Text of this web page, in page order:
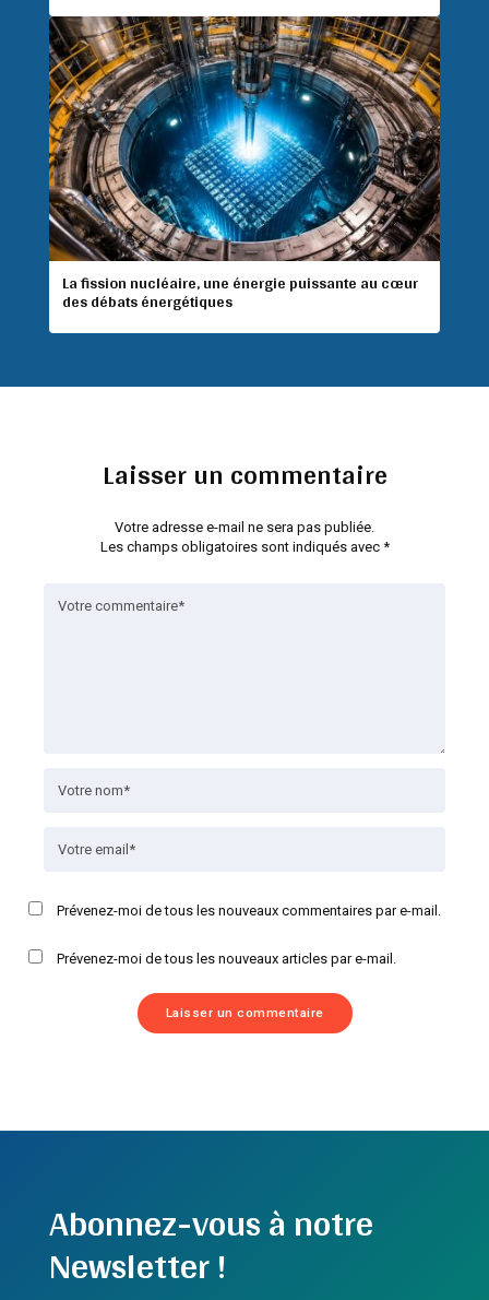
La fission nucléaire, une énergie puissante au cœur
des débats énergétiques
Laisser un commentaire
Votre adresse e-mail ne sera pas publiée.
Les champs obligatoires sont indiqués avec *
Prévenez-moi de tous les nouveaux commentaires par e-mail.
Prévenez-moi de tous les nouveaux articles par e-mail.
Abonnez-vous à notre
Newsletter !